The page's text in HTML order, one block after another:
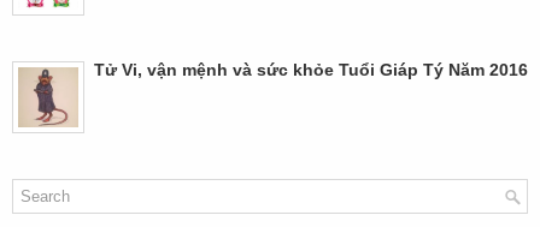
Tử Vi, vận mệnh và sức khỏe Tuổi Giáp Tý Năm 2016